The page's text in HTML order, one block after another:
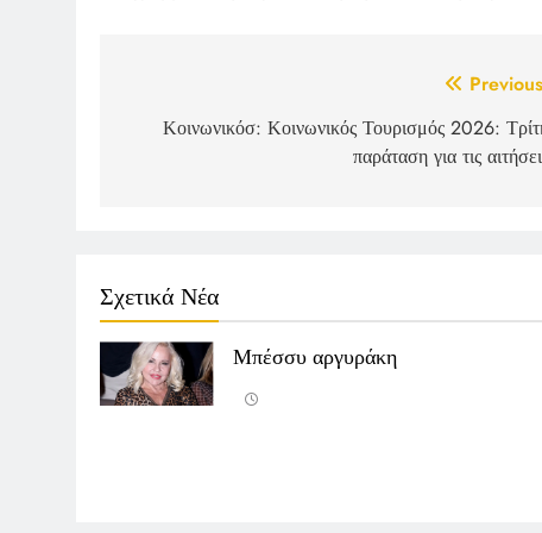
navigation
Κοινωνικόσ: Κοινωνικός Τουρισμός 2026:
παράταση για τις
Σχετικά Νέα
Μπέσσυ αργυράκη